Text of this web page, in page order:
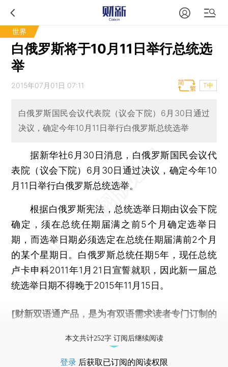
世界
白俄罗斯将于10月11日举行总统选
举
2015年07月01日 07:11 T中
白俄罗斯国民会议代表院（议会下院）6月30日通过
决议，确定今年10月11日举行白俄罗斯总统选举
据新华社6月30日消息，白俄罗斯国民会议代
表院（议会下院）6月30日通过决议，确定今年10
月11日举行白俄罗斯总统选举。
根据白俄罗斯宪法，总统选举日期由议会下院
确定，须在总统任期届满之前5个月确定选举日
期，而选举日期必须选定在总统任期届满前2个月
的某个星期日。白俄罗斯总统任期5年，现任总统
卢卡申科2011年1月21日宣誓就职，因此新一届总
统选举日期不得晚于2015年11月15日。
[财新双语通产品，是为有双语需求读者专门订制的
本文共计252字 订阅后继续阅读
登录 后获取已订阅的阅读权限